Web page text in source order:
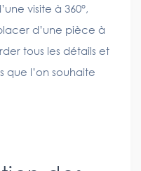
visite à 360°,
d’une pièce à
tous les détails et
l’on souhaite